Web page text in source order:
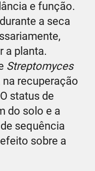
e função.
a seca
a planta.
Streptomyces
recuperação
status de
do solo e a
sequência
sobre a